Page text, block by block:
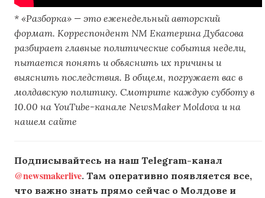
* «Разборка» — это еженедельный авторский
формат. Корреспондент NM Екатерина Дубасова
разбирает главные политические события недели,
пытается понять и объяснить их причины и
выяснить последствия. В общем, погружает вас в
молдавскую политику. Смотрите каждую субботу в
10.00 на YouTube-канале NewsMaker Moldova и на
нашем сайте
Подписывайтесь на наш Telegram-канал
@newsmakerlive. Там оперативно появляется все,
что важно знать прямо сейчас о Молдове и